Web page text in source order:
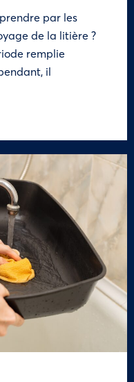
par les
de la litière ?
remplie
il